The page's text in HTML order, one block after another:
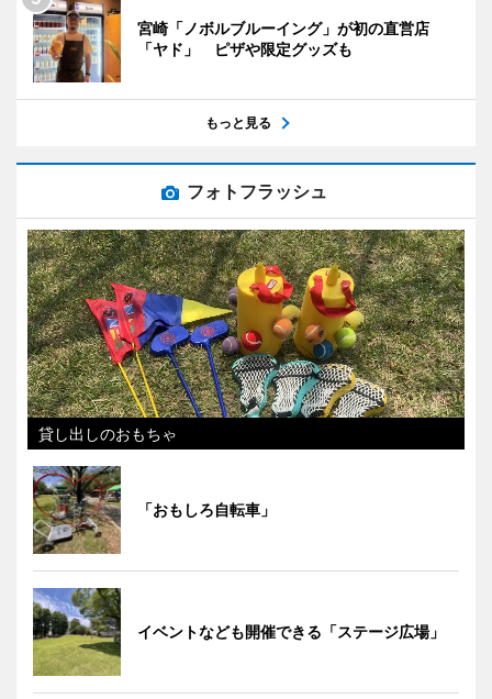
宮崎「ノボルブルーイング」が初の直営店
「ヤド」 ピザや限定グッズも
もっと見る
フォトフラッシュ
貸し出しのおもちゃ
「おもしろ自転車」
イベントなども開催できる「ステージ広場」